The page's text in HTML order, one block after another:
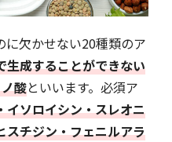
に欠かせない20種類のア
生成することができない
酸といいます。必須ア
イソロイシン・スレオニ
スチジン・フェニルアラ